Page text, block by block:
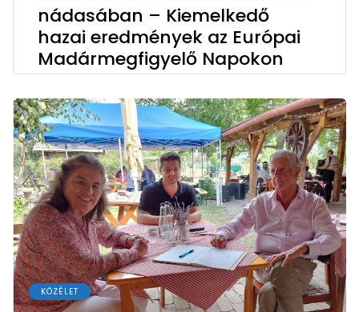
nádasában – Kiemelkedő
hazai eredmények az Európai
Madármegfigyelő Napokon
KÖZÉLET